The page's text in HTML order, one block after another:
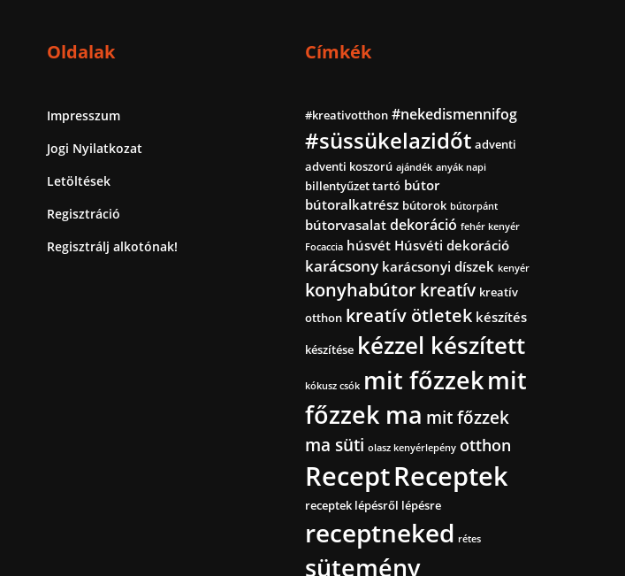
Oldalak
Impresszum
Jogi Nyilatkozat
Letöltések
Regisztráció
Regisztrálj alkotónak!
Címkék
#kreativotthon #nekedismennifog
#süssükelazidőt adventi
adventi koszorú ajándék anyák napi
billentyűzet tartó bútor
bútoralkatrész bútorok bútorpánt
bútorvasalat dekoráció fehér kenyér
Focaccia húsvét Húsvéti dekoráció
karácsony karácsonyi díszek kenyér
konyhabútor kreatív kreatív
otthon kreatív ötletek készítés
készítése kézzel készített
kókusz csók mit főzzekmit
főzzek ma mit főzzek
ma süti olasz kenyérlepény otthon
ReceptReceptek
receptek lépésről lépésre
receptneked rétes
sütemény